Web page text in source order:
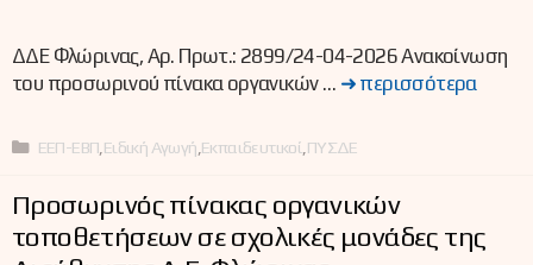
ΔΔΕ Φλώρινας, Αρ. Πρωτ.: 2899/24-04-2026 Ανακοίνωση
του προσωρινού πίνακα οργανικών … ➜ περισσότερα
Κατηγορίες
ΕΕΠ-ΕΒΠ Ειδική Αγωγή Εκπαιδευτικοί ΠΥΣΔΕ
Προσωρινός πίνακας οργανικών
τοποθετήσεων σε σχολικές μονάδες της